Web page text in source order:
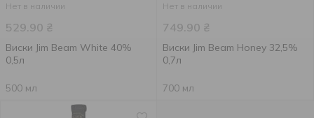
Нет в наличии
529.90 ₴
Виски Jim Beam White 40%
0,5л
500 мл
Нет в наличии
749.90 ₴
Виски Jim Beam Honey 32,5%
0,7л
700 мл